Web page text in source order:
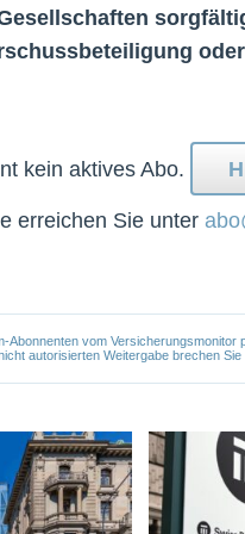
kein aktives Abo.
erreichen Sie unter
Abonnenten vom
autorisierten Weitergabe brechen